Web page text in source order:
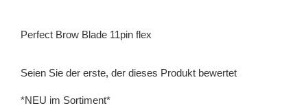
Perfect Brow Blade 11pin flex
Seien Sie der erste, der dieses Produkt bewertet
*NEU im Sortiment*